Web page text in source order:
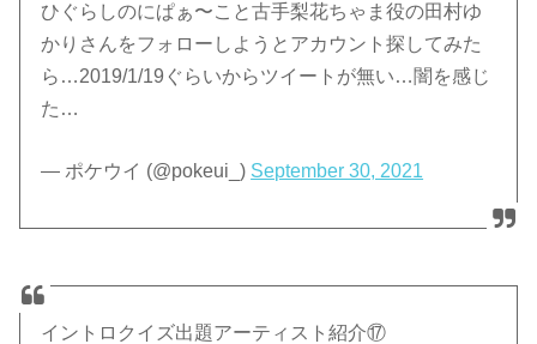
ひぐらしのにぱぁ〜こと古手梨花ちゃま役の田村ゆ
かりさんをフォローしようとアカウント探してみた
ら…2019/1/19ぐらいからツイートが無い…闇を感じ
た…
— ポケウイ (@pokeui_) September 30, 2021
イントロクイズ出題アーティスト紹介⑰